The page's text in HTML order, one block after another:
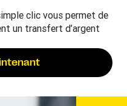
clic vous permet de
un transfert d’argent